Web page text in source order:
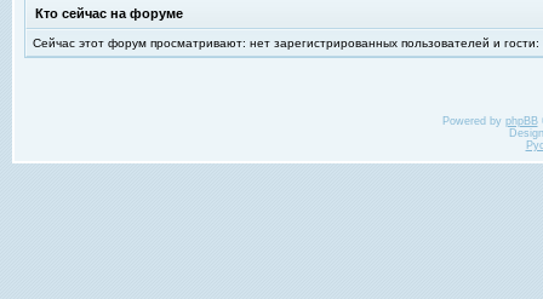
Кто сейчас на форуме
Сейчас этот форум просматривают: нет зарегистрированных пользователей и гости:
Powered by phpBB